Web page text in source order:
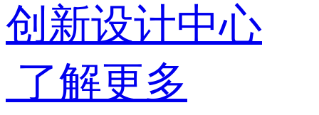
创新设计中心
了解更多